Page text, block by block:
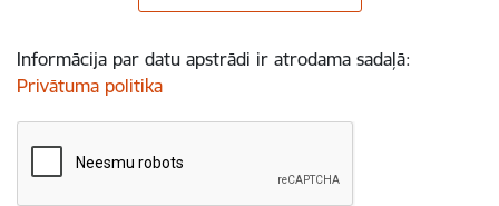
Informācija par datu apstrādi ir atrodama sadaļā:
Privātuma politika